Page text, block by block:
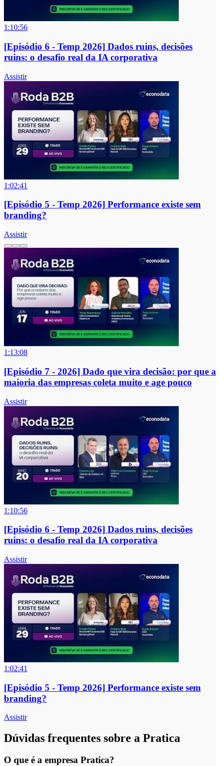
1:10:56
[Episódio 6 - Temp 2026] Dados ruins, decisões
ruins: o desafio real da IA corporativa
Assistir
1:02:41
[Episódio 5 - Temp 2026] Performance existe sem
branding?
Assistir
1:13:08
[Episódio 7 - 2026] Dado que vira decisão: por que a
maioria das empresas coleta muito e age pouco
Assistir
1:10:56
[Episódio 6 - Temp 2026] Dados ruins, decisões
ruins: o desafio real da IA corporativa
Assistir
1:02:41
[Episódio 5 - Temp 2026] Performance existe sem
branding?
Assistir
Dúvidas frequentes sobre a Pratica
O que é a empresa Pratica?